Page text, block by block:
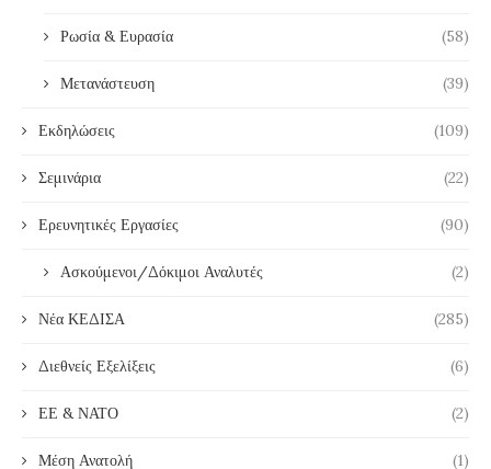
Ρωσία & Ευρασία (58)
Μετανάστευση (39)
Εκδηλώσεις (109)
Σεμινάρια (22)
Ερευνητικές Εργασίες (90)
Ασκούμενοι/Δόκιμοι Αναλυτές (2)
Νέα ΚΕΔΙΣΑ (285)
Διεθνείς Εξελίξεις (6)
ΕΕ & ΝΑΤΟ (2)
Μέση Ανατολή (1)